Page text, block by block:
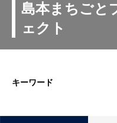
島本まちごと
ェクト
キーワード